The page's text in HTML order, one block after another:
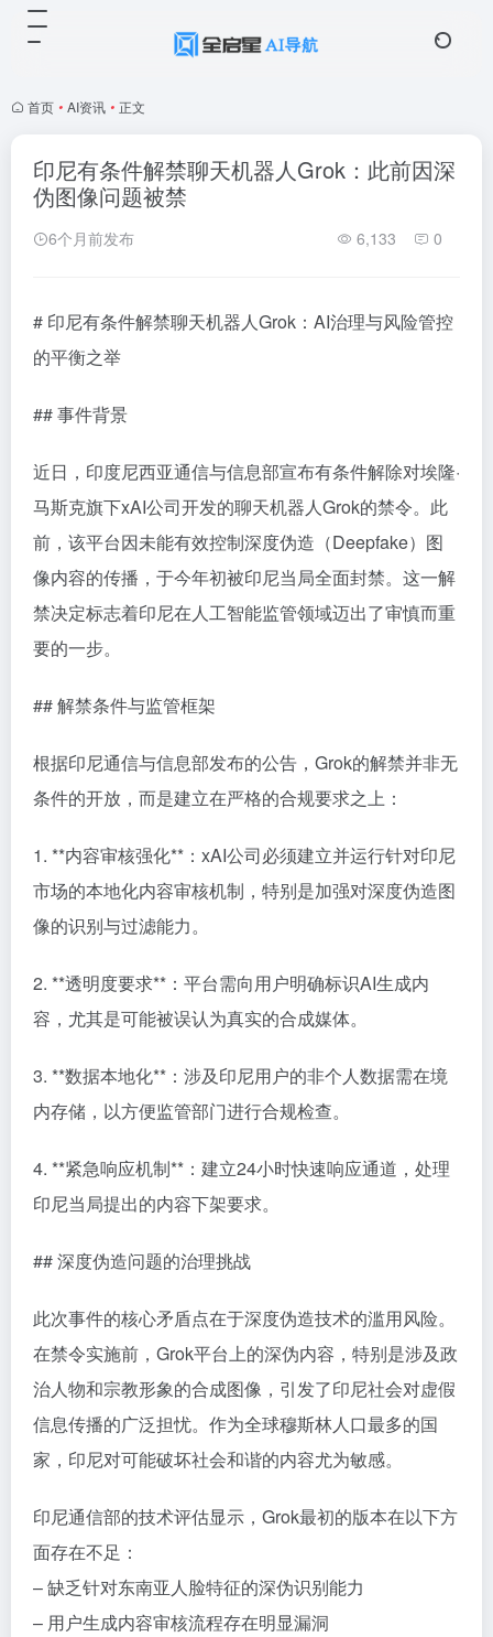
首页 • AI资讯 • 正文
印尼有条件解禁聊天机器人Grok：此前因深
伪图像问题被禁
6个月前发布 6,133 0
# 印尼有条件解禁聊天机器人Grok：AI治理与风险管控
的平衡之举
## 事件背景
近日，印度尼西亚通信与信息部宣布有条件解除对埃隆·
马斯克旗下xAI公司开发的聊天机器人Grok的禁令。此
前，该平台因未能有效控制深度伪造（Deepfake）图
像内容的传播，于今年初被印尼当局全面封禁。这一解
禁决定标志着印尼在人工智能监管领域迈出了审慎而重
要的一步。
## 解禁条件与监管框架
根据印尼通信与信息部发布的公告，Grok的解禁并非无
条件的开放，而是建立在严格的合规要求之上：
1. **内容审核强化**：xAI公司必须建立并运行针对印尼
市场的本地化内容审核机制，特别是加强对深度伪造图
像的识别与过滤能力。
2. **透明度要求**：平台需向用户明确标识AI生成内
容，尤其是可能被误认为真实的合成媒体。
3. **数据本地化**：涉及印尼用户的非个人数据需在境
内存储，以方便监管部门进行合规检查。
4. **紧急响应机制**：建立24小时快速响应通道，处理
印尼当局提出的内容下架要求。
## 深度伪造问题的治理挑战
此次事件的核心矛盾点在于深度伪造技术的滥用风险。
在禁令实施前，Grok平台上的深伪内容，特别是涉及政
治人物和宗教形象的合成图像，引发了印尼社会对虚假
信息传播的广泛担忧。作为全球穆斯林人口最多的国
家，印尼对可能破坏社会和谐的内容尤为敏感。
印尼通信部的技术评估显示，Grok最初的版本在以下方
面存在不足：
– 缺乏针对东南亚人脸特征的深伪识别能力
– 用户生成内容审核流程存在明显漏洞